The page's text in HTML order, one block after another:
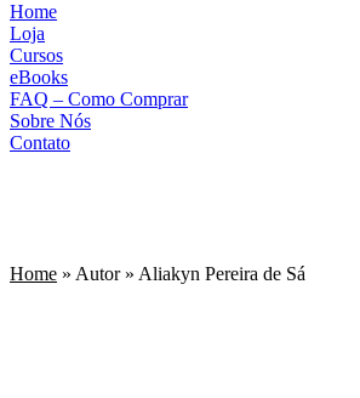
Home
Loja
Cursos
eBooks
FAQ – Como Comprar
Sobre Nós
Contato
Home » Autor» Aliakyn Pereira de Sá